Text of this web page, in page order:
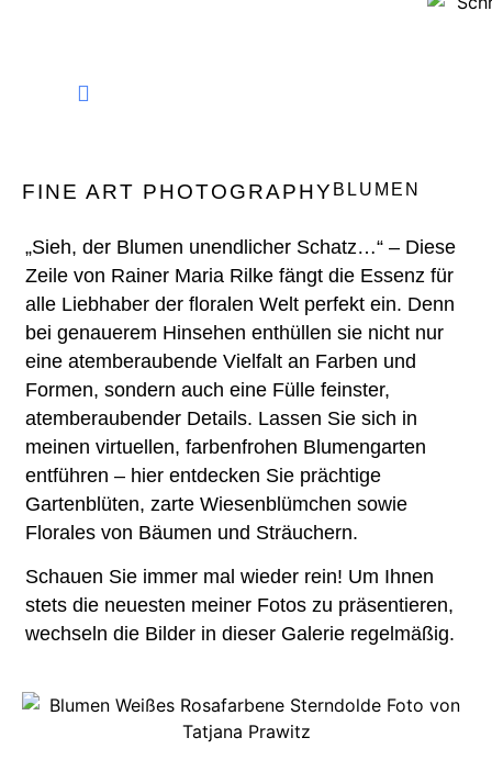
FINE ART PHOTOGRAPHY BLUMEN
„Sieh, der Blumen unendlicher Schatz…“ – Diese
Zeile von Rainer Maria Rilke fängt die Essenz für
alle Liebhaber der floralen Welt perfekt ein. Denn
bei genauerem Hinsehen enthüllen sie nicht nur
eine atemberaubende Vielfalt an Farben und
Formen, sondern auch eine Fülle feinster,
atemberaubender Details. Lassen Sie sich in
meinen virtuellen, farbenfrohen Blumengarten
entführen – hier entdecken Sie prächtige
Gartenblüten, zarte Wiesenblümchen sowie
Florales von Bäumen und Sträuchern.
Schauen Sie immer mal wieder rein! Um Ihnen
stets die neuesten meiner Fotos zu präsentieren,
wechseln die Bilder in dieser Galerie regelmäßig.